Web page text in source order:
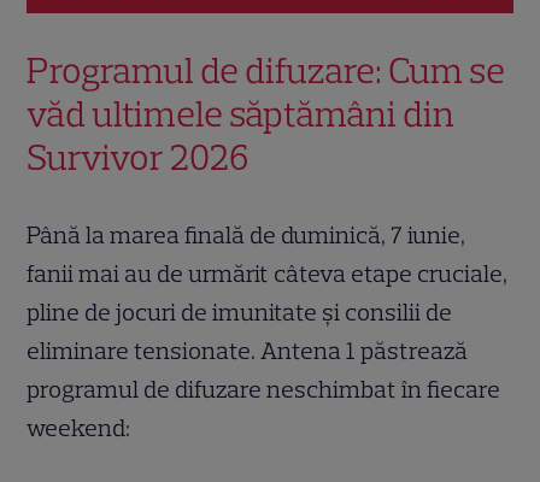
Programul de difuzare: Cum se
văd ultimele săptămâni din
Survivor 2026
Până la marea finală de duminică, 7 iunie,
fanii mai au de urmărit câteva etape cruciale,
pline de jocuri de imunitate și consilii de
eliminare tensionate. Antena 1 păstrează
programul de difuzare neschimbat în fiecare
weekend: